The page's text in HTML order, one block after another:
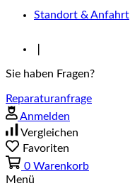
Standort & Anfahrt
Sie haben Fragen?
Reparaturanfrage
Anmelden
Vergleichen
Favoriten
0 Warenkorb
Menü